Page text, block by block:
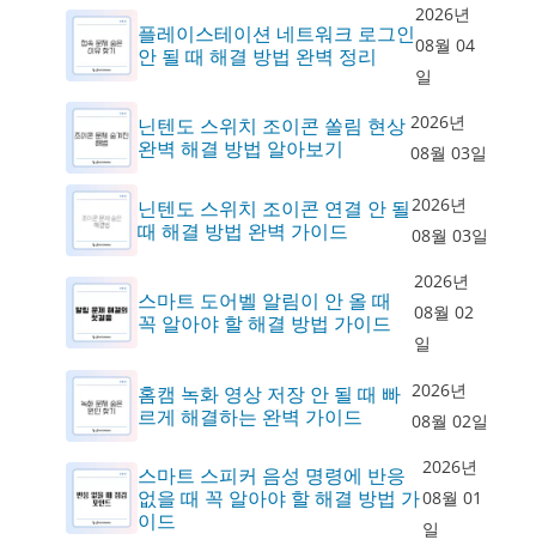
플레이스테이션 네트워크 로그인
안 될 때 해결 방법 완벽 정리
2026년
08월 04
일
닌텐도 스위치 조이콘 쏠림 현상
완벽 해결 방법 알아보기
2026년
08월 03일
닌텐도 스위치 조이콘 연결 안 될
때 해결 방법 완벽 가이드
2026년
08월 03일
스마트 도어벨 알림이 안 올 때
꼭 알아야 할 해결 방법 가이드
2026년
08월 02
일
홈캠 녹화 영상 저장 안 될 때 빠
르게 해결하는 완벽 가이드
2026년
08월 02일
스마트 스피커 음성 명령에 반응
없을 때 꼭 알아야 할 해결 방법 가
이드
2026년
08월 01
일